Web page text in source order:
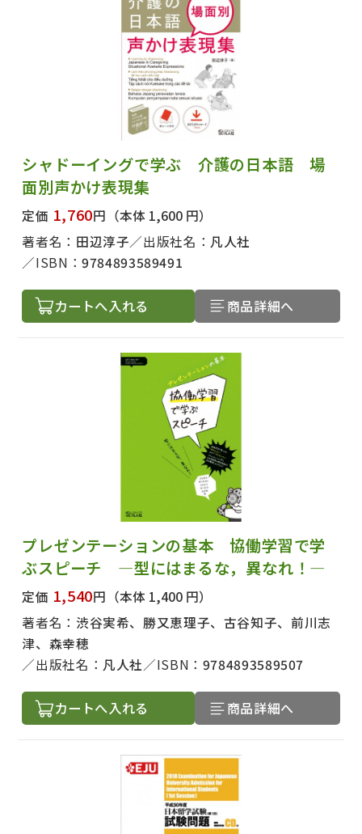
出版社名で絞り込む
著者名で絞り込む
絞り込む
シャドーイングで学ぶ 介護の日本語 場
面別声かけ表現集
定価 1,760円 （本体 1,600 円）
著者名： 田辺淳子 出版社名： 凡人社
ISBN：9784893589491
カートへ入れる 商品詳細へ
プレゼンテーションの基本 協働学習で学
ぶスピーチ ―型にはまるな，異なれ！―
定価 1,540円 （本体 1,400 円）
著者名： 渋谷実希、勝又恵理子、古谷知子、前川志
津、森幸穂
出版社名： 凡人社 ISBN： 9784893589507
カートへ入れる 商品詳細へ